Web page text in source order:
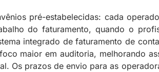
pré-estabelecidas: cada
do faturamento, quando o
integrado de faturamento de
maior em auditoria, melhorando
Os prazos de envio para as